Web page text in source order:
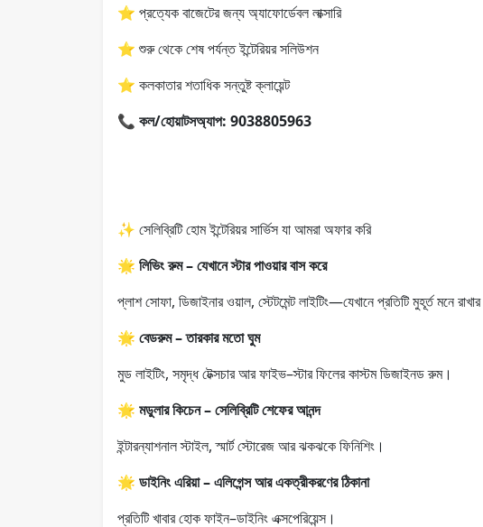
⭐ প্রত্যেক বাজেটের জন্য অ্যাফোর্ডেবল লাক্সারি
⭐ শুরু থেকে শেষ পর্যন্ত ইন্টেরিয়র সলিউশন
⭐ কলকাতার শতাধিক সন্তুষ্ট ক্লায়েন্ট
📞 কল/হোয়াটসঅ্যাপ: 9038805963
✨ সেলিব্রিটি হোম ইন্টেরিয়র সার্ভিস যা আমরা অফার করি
🌟 লিভিং রুম – যেখানে স্টার পাওয়ার বাস করে
প্লাশ সোফা, ডিজাইনার ওয়াল, স্টেটমেন্ট লাইটিং—যেখানে প্রতিটি মুহূর্ত মনে
🌟 বেডরুম – তারকার মতো ঘুম
মুড লাইটিং, সমৃদ্ধ টেক্সচার আর ফাইভ–স্টার ফিলের কাস্টম ডিজাইনড রুম।
🌟 মডুলার কিচেন – সেলিব্রিটি শেফের আনন্দ
ইন্টারন্যাশনাল স্টাইল, স্মার্ট স্টোরেজ আর ঝকঝকে ফিনিশিং।
🌟 ডাইনিং এরিয়া – এলিগেন্স আর একত্রীকরণের ঠিকানা
প্রতিটি খাবার হোক ফাইন–ডাইনিং এক্সপেরিয়েন্স।